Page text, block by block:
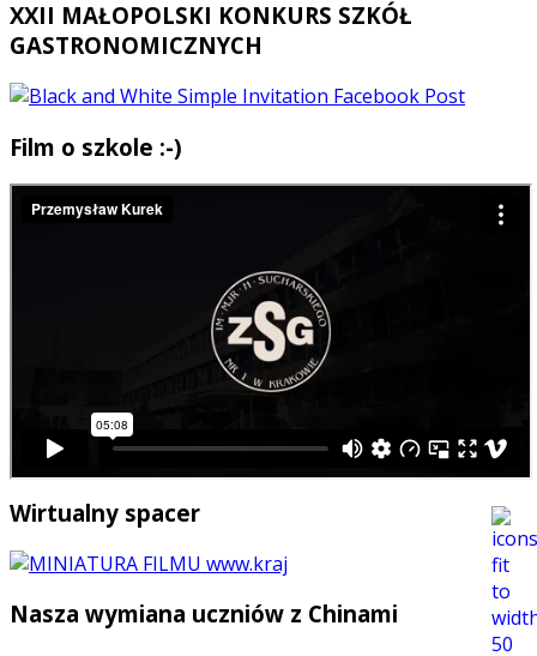
XXII MAŁOPOLSKI KONKURS SZKÓŁ
GASTRONOMICZNYCH
Film o szkole :-)
Wirtualny spacer
Nasza wymiana uczniów z Chinami